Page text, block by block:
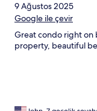
9 Ağustos 2025
Google ile çevir
Great condo right
property, beautiful